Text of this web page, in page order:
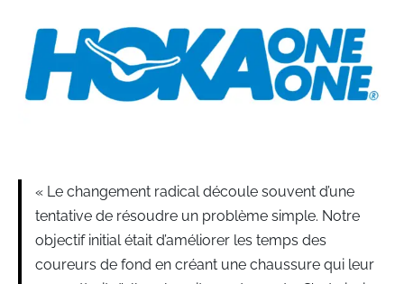
« Le changement radical découle souvent d’une
tentative de résoudre un problème simple. Notre
objectif initial était d’améliorer les temps des
coureurs de fond en créant une chaussure qui leur